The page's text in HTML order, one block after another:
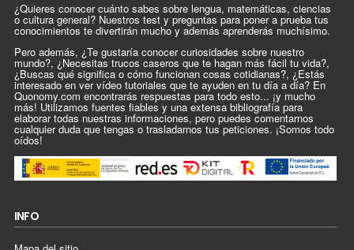
¿Quieres conocer cuánto sabes sobre lengua, matemáticas, ciencias
o cultura general? Nuestros test y preguntas para poner a prueba tus
conocimientos te divertirán mucho y además aprenderás muchísimo.
Pero además, ¿Te gustaría conocer curiosidades sobre nuestro
mundo?, ¿Necesitas trucos caseros que te hagan más fácil tu vida?,
¿Buscas qué significa o cómo funcionan cosas cotidianas?, ¿Estás
interesado en ver vídeo tutoriales que te ayuden en tu día a día? En
Quonomy.com encontrarás respuestas para todo esto... ¡y mucho
más! Utilizamos fuentes fiables y una extensa bibliografía para
elaborar todas nuestras informaciones, pero puedes comentarnos
cualquier duda que tengas o trasladarnos tus peticiones. ¡Somos todo
oídos!
INFO